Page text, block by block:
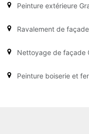
Peinture extérieure
Ravalement de
Nettoyage de façade
Peinture boiserie et